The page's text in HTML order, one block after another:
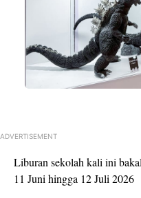
ADVERTISEMENT
Liburan sekolah kali ini
11 Juni hingga 12 Juli 2026